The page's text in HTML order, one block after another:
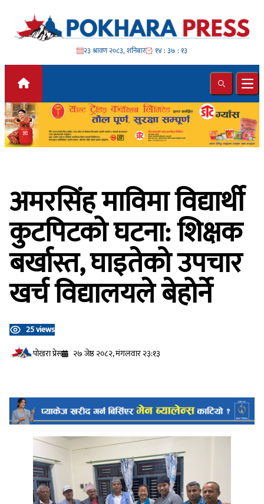
Skip to content
२३ श्रावण २०८३, शनिबार १४ : ३७ : १५
Search
अमरसिंह माविमा विद्यार्थी
कुटपिटको घटना: शिक्षक
बर्खास्त, घाइतेको उपचार
खर्च विद्यालयले बेहोर्ने
25 views
प‍ोखरा प्रेस
२७ जेष्ठ २०८२, मंगलवार २३:१३